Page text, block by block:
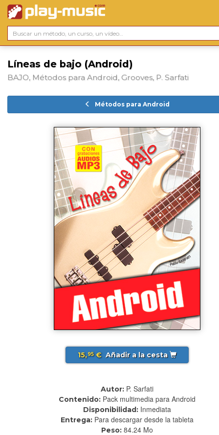
Líneas de bajo (Android)
BAJO, Métodos para Android, Grooves, P. Sarfati
Métodos para Android
15,95€ Añadir a la cesta
Autor: P. Sarfati
Contenido: Pack multimedia para Android
Disponibilidad: Inmediata
Entrega: Para descargar desde la tableta
Peso: 84.24 Mo